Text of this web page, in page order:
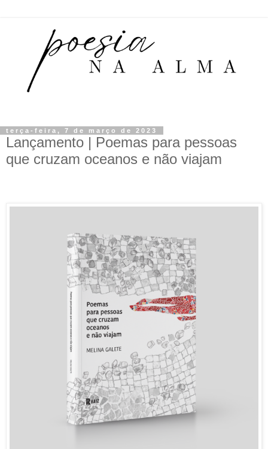
terça-feira, 7 de março de 2023
Lançamento | Poemas para pessoas
que cruzam oceanos e não viajam